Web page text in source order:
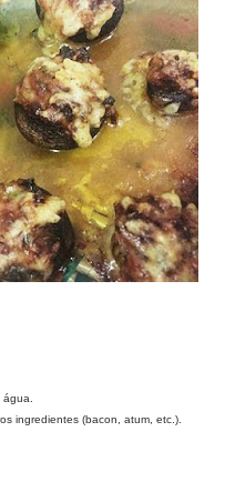
ingredientes (bacon, atum, etc.).